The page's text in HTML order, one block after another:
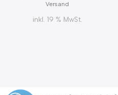
Versand
inkl. 19 % MwSt.